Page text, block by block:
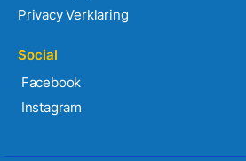
Privacy Verklaring
Social
Facebook
Instagram